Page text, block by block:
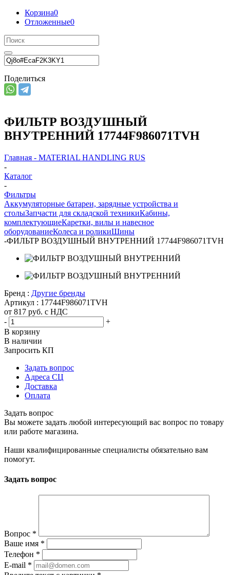
Корзина0
Отложенные0
Поделиться
ФИЛЬТР ВОЗДУШНЫЙ
ВНУТРЕННИЙ 17744F986071TVH
Главная - MATERIAL HANDLING RUS
-
Каталог
-
Фильтры
Аккумуляторные батареи, зарядные устройства и
столыЗапчасти для складской техникиКабины,
комплектующиеКаретки, вилы и навесное
оборудованиеКолеса и роликиШины
-ФИЛЬТР ВОЗДУШНЫЙ ВНУТРЕННИЙ 17744F986071TVH
Бренд : Другие бренды
Артикул : 17744F986071TVH
от 817 руб. с НДС
-
+
В корзину
В наличии
Запросить КП
Задать вопрос
Адреса СЦ
Доставка
Оплата
Задать вопрос
Вы можете задать любой интересующий вас вопрос по товару
или работе магазина.
Наши квалифицированные специалисты обязательно вам
помогут.
Задать вопрос
Вопрос *
Ваше имя *
Телефон *
E-mail *